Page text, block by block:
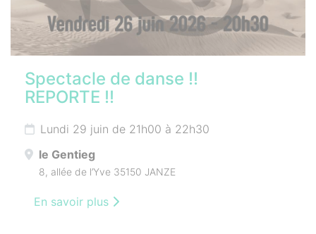
Spectacle de danse !!
REPORTE !!
Lundi 29 juin de 21h00 à 22h30
le Gentieg
8, allée de l’Yve 35150 JANZE
En savoir plus